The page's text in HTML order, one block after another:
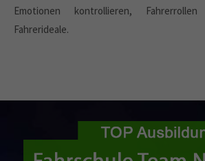
Emotionen kontrollieren,
Fahrerideale.